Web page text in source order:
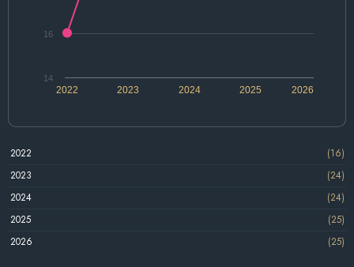
2022 2024 2026
2023 2025
14
16
2022
(16)
2023
(24)
2024
(24)
2025
(25)
2026
(25)